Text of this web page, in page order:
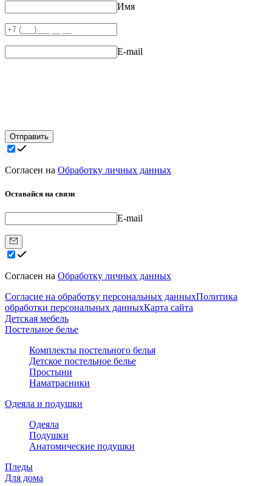
Имя
E-mail
Отправить
Согласен на Обработку личных данных
Оставайся на связи
E-mail
Согласен на Обработку личных данных
Согласие на обработку персональных данныхПолитика
обработки персональных данныхКарта сайта
Детская мебель
Постельное белье
Комплекты постельного белья
Детское постельное белье
Простыни
Наматрасники
Одеяла и подушки
Одеяла
Подушки
Анатомические подушки
Пледы
Для дома